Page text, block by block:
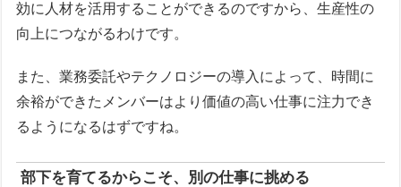
効に人材を活用することができるのですから、生産性の
向上につながるわけです。
また、業務委託やテクノロジーの導入によって、時間に
余裕ができたメンバーはより価値の高い仕事に注力でき
るようになるはずですね。
部下を育てるからこそ、別の仕事に挑める